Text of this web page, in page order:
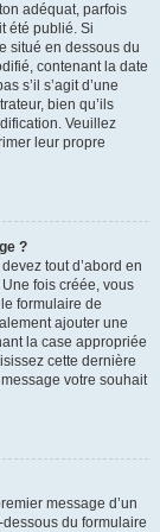
adéquat, parfois
été publié. Si
situé en dessous du
contenant la date
s’il s’agit d’une
bien qu’ils
Veuillez
leur propre
?
tout d’abord en
fois créée, vous
formulaire de
ajouter une
la case appropriée
cette dernière
votre souhait
message d’un
du formulaire